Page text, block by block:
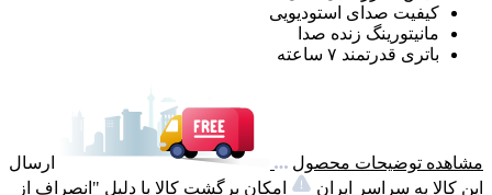
کیفیت صدای استودیویی
مانیتورینگ زنده صدا
باتری قدرتمند ۷ ساعته
مشاهده توضیحات محصول
ارسال
این کالا به سراسر ایران
امکان برگشت کالا با دلیل "انصراف از